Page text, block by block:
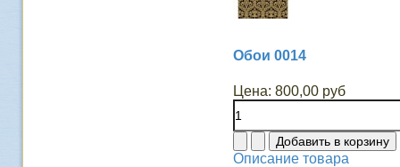
Обои 0014
Цена: 800,00 руб
Описание товара